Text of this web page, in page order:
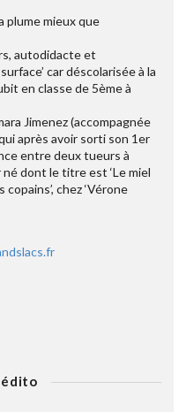
plume mieux que
autodidacte et
car déscolarisée à la
en classe de 5ème à
Jimenez (accompagnée
après avoir sorti son 1er
entre deux tueurs à
dont le titre est ‘Le miel
chez ‘Vérone